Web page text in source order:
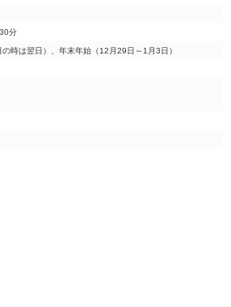
分
時は翌日）、年末年始（12月29日～1月3日）